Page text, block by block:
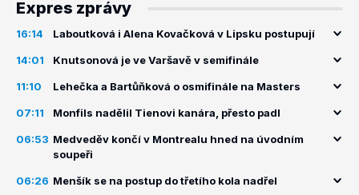
Expres zprávy
16:14 Laboutková i Alena Kovačková v Lipsku postupují
14:01 Knutsonová je ve Varšavě v semifinále
11:10 Lehečka a Bartůňková o osmifinále na Masters
07:11 Monfils nadělil Tienovi kanára, přesto padl
06:53 Medveděv končí v Montrealu hned na úvodním
soupeři
06:26 Menšík se na postup do třetího kola nadřel